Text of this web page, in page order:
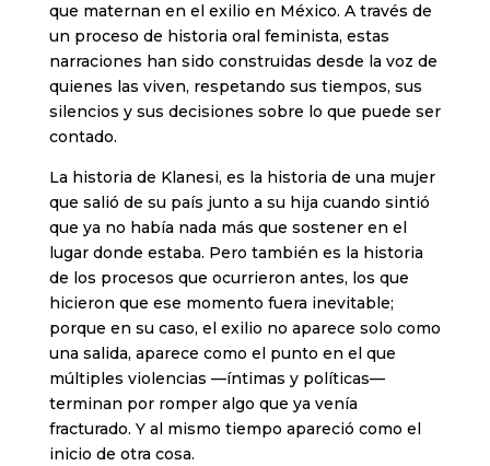
que maternan en el exilio en México. A través de
un proceso de historia oral feminista, estas
narraciones han sido construidas desde la voz de
quienes las viven, respetando sus tiempos, sus
silencios y sus decisiones sobre lo que puede ser
contado.
La historia de Klanesi, es la historia de una mujer
que salió de su país junto a su hija cuando sintió
que ya no había nada más que sostener en el
lugar donde estaba. Pero también es la historia
de los procesos que ocurrieron antes, los que
hicieron que ese momento fuera inevitable;
porque en su caso, el exilio no aparece solo como
una salida, aparece como el punto en el que
múltiples violencias —íntimas y políticas—
terminan por romper algo que ya venía
fracturado. Y al mismo tiempo apareció como el
inicio de otra cosa.